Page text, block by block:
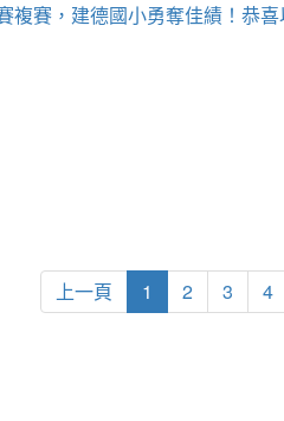
複賽，建德國小勇奪佳績！恭
上一頁 1 2 3 4